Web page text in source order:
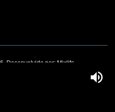
Desenvolvido por: Mixlife